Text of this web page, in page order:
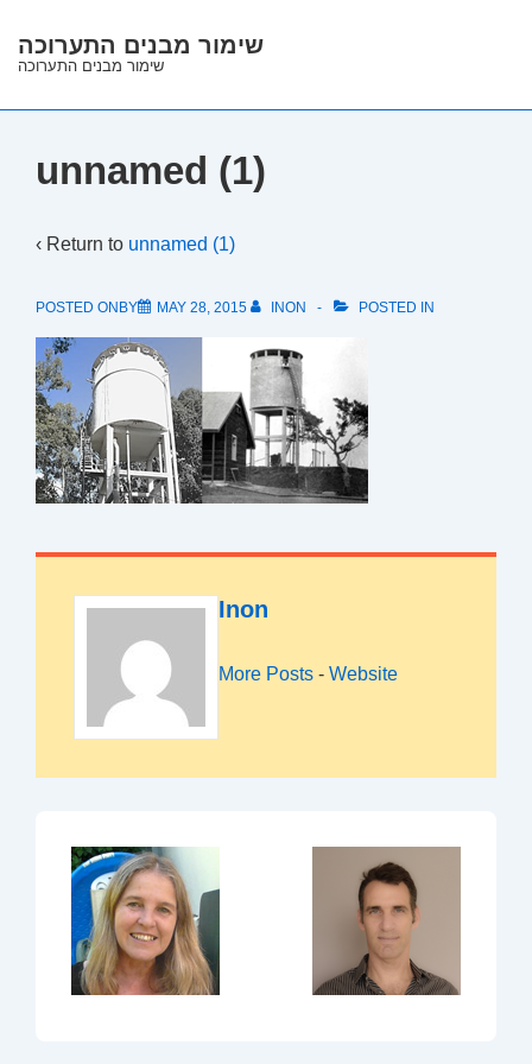
Skip
Main
שימור מבנים התערוכה
שימור מבנים התערוכה
unnamed (1)
‹ Return to unnamed (1)
POSTED ONBY MAY 28, 2015 INON POSTED IN
Inon
More Posts - Website